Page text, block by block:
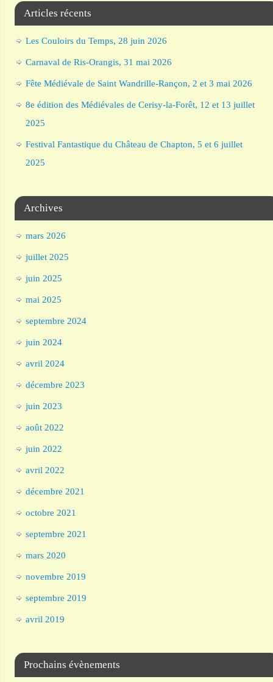
Articles récents
Les Couloirs du Temps, 28 juin 2026
Carnaval de Ris-Orangis, 31 mai 2026
Fête Médiévale de Saint Wandrille-Rançon, 2 et 3 mai 2026
8e édition des Médiévales de Cerisy-la-Forêt, 12 et 13 juillet
2025
Festival Fantastique du Château de Chapton, 5 et 6 juillet
2025
Archives
mars 2026
juillet 2025
juin 2025
mai 2025
septembre 2024
juin 2024
avril 2024
décembre 2023
juin 2023
août 2022
juin 2022
avril 2022
décembre 2021
octobre 2021
septembre 2021
mars 2020
novembre 2019
septembre 2019
avril 2019
Prochains évènements